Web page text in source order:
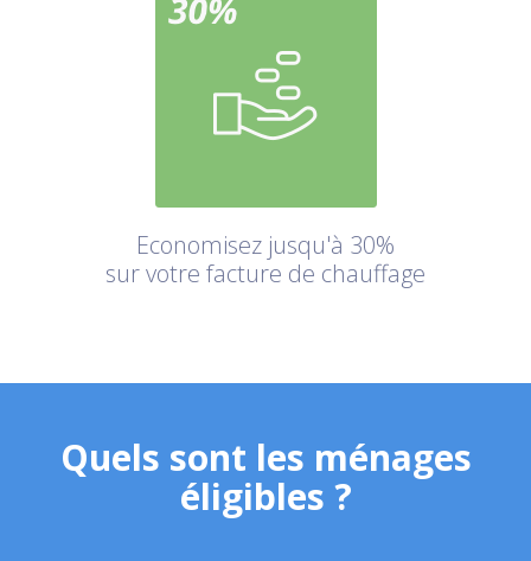
Economisez jusqu'à 30%
sur votre facture de chauffage
Quels sont les ménages
éligibles ?